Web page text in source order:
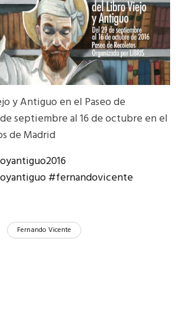
y Antiguo en el Paseo de
septiembre al 16 de octubre en el
de Madrid
#fernandovicente
Fernando Vicente